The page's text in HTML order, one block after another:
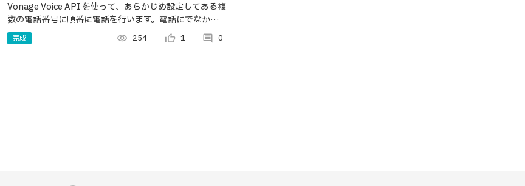
Vonage Voice API を使って、あらかじめ設定してある複
数の電話番号に順番に電話を行います。電話にでなかっ
たり、対応ができない場合は次の人に架電をしていきま
す。
完成 visibility 254 thumb_up_alt 1 comment 0